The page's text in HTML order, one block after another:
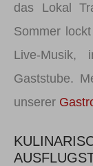
das Lokal
Sommer
Live-Musik,
Gaststube.
unserer